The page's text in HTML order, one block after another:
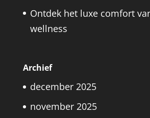
Ontdek het luxe comfort
wellness
Archief
december 2025
november 2025